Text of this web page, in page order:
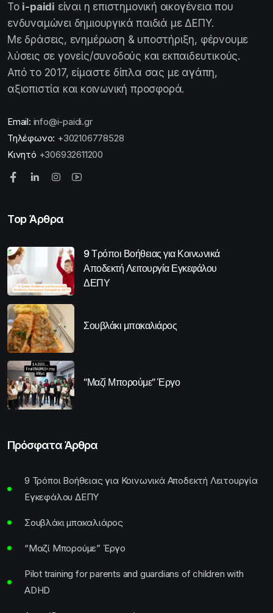
Το i-paidi είναι η επιστημονική οικογένεια που
ενδυναμώνει δημιουργικά παιδιά με ΔΕΠΥ.
Με δράσεις, ενημέρωση & υποστήριξη, φέρνουμε
λύσεις σε γονείς/συνοδούς και εκπαιδευτικούς.
Από το 2017, είμαστε δίπλα σας με αγάπη,
αξιοπιστία και κοινωνική προσφορά.
Email: info@i-paidi.gr
Τηλέφωνο: +302106778528
Κινητό +306932611200
Top Άρθρα
9 Τρόποι Βοήθειας για Κοινωνικά
Αποδεκτή Λειτουργία Εγκεφάλου
ΔΕΠΥ
Σουβλάκι μπακαλιάρος
“Μαζί Μπορούμε” Έργο
Πρόσφατα Άρθρα
9 Τρόποι Βοήθειας για Κοινωνικά Αποδεκτή Λειτουργία
Εγκεφάλου ΔΕΠΥ
Σουβλάκι μπακαλιάρος
“Μαζί Μπορούμε” Έργο
Pilot training for parents and guardians of children with
ADHD